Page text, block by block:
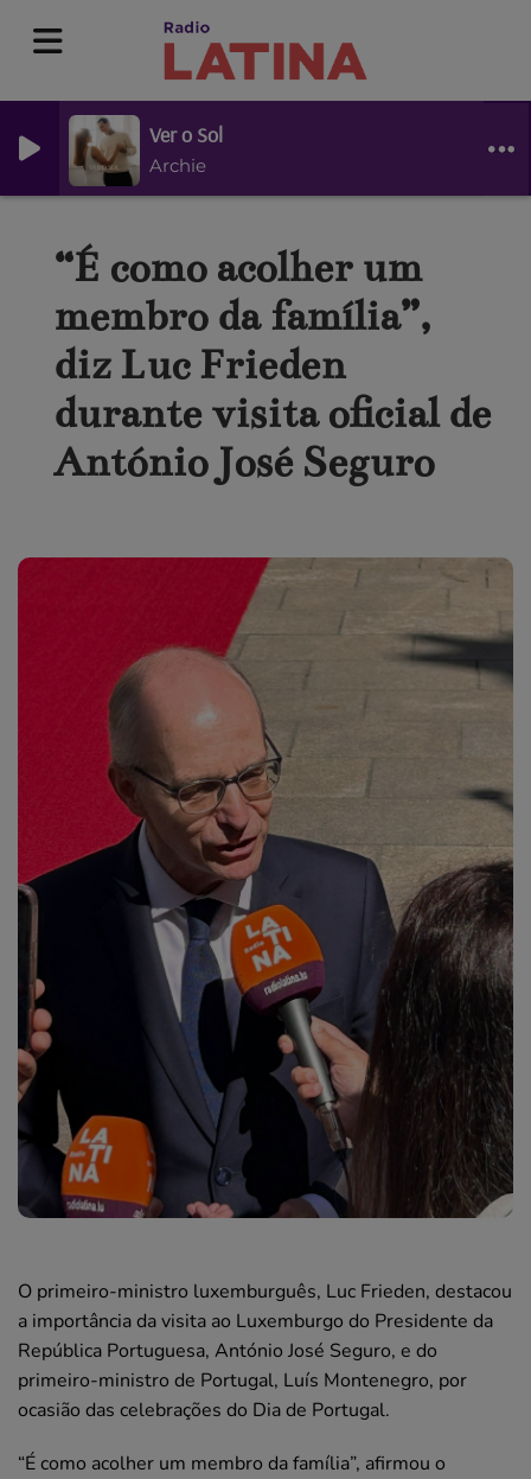
Ver o Sol
Archie
“É como acolher um
membro da família”,
diz Luc Frieden
durante visita oficial de
António José Seguro
O primeiro-ministro luxemburguês, Luc Frieden, destacou
a importância da visita ao Luxemburgo do Presidente da
República Portuguesa, António José Seguro, e do
primeiro-ministro de Portugal, Luís Montenegro, por
ocasião das celebrações do Dia de Portugal.
“É como acolher um membro da família”, afirmou o